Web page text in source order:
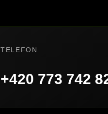
TELEFON
+420 773 742